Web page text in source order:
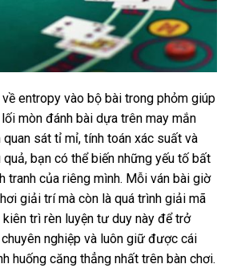
entropy vào bộ bài trong phỏm giúp
mòn đánh bài dựa trên may mắn
sát tỉ mỉ, tính toán xác suất và
bạn có thể biến những yếu tố bất
tranh của riêng mình. Mỗi ván bài giờ
giải trí mà còn là quá trình giải mã
trì rèn luyện tư duy này để trở
nghiệp và luôn giữ được cái
huống căng thẳng nhất trên bàn chơi.